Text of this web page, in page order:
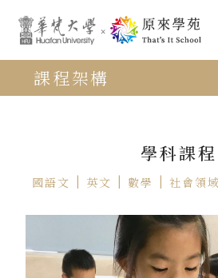
課程架構
學科課程
國語文 英文 數學 社會領域